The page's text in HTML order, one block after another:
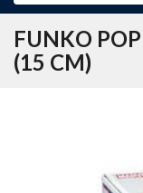
FUNKO
(15 CM)